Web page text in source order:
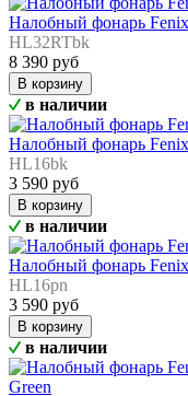
Налобный фонарь
HL32RTbk
8 390 руб
В корзину
в наличии
Налобный фонарь
HL16bk
3 590 руб
В корзину
в наличии
Налобный фонарь
HL16pn
3 590 руб
В корзину
в наличии